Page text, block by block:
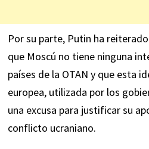
Por su parte, Putin ha
que Moscú no tiene ninguna
países de la OTAN y que esta
europea, utilizada por los
una excusa para justificar su
conflicto ucraniano.